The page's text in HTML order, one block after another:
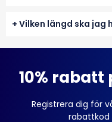
+ Vilken längd ska jag
10%
Registrera dig för
rabattkod